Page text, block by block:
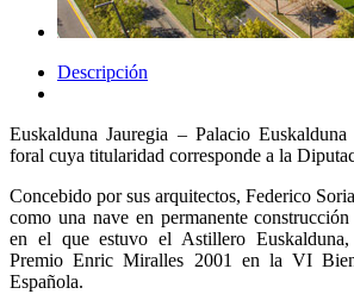
Descripción
Euskalduna Jauregia – Palacio
foral cuya titularidad corresponde a la
Concebido por sus arquitectos, Federico
como una nave en permanente
en el que estuvo el Astillero
Premio Enric Miralles 2001 en la VI
Española.